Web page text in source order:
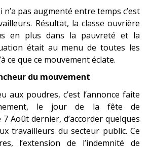
n’a pas augmenté entre temps c’est
Résultat, la classe ouvrière
en plus dans la pauvreté et la
était au menu de toutes les
ce que ce mouvement éclate.
du mouvement
aux poudres, c’est l’annonce faite
le jour de la fête de
7 Août dernier, d’accorder quelques
travailleurs du secteur public. Ce
l’extension de l’indemnité de